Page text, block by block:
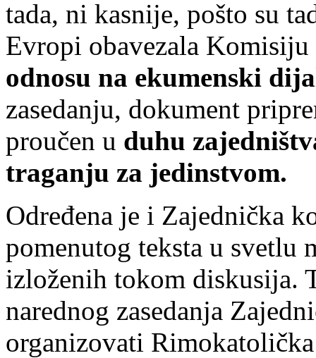
tada, ni kasnije, pošto su
Evropi obavezala
odnosu na ekumenski
zasedanju, dokument
proučen u duhu
traganju za jedinstvom.
Određena je i Zajednička
pomenutog teksta u svetlu
izloženih tokom diskusija.
narednog zasedanja
organizovati